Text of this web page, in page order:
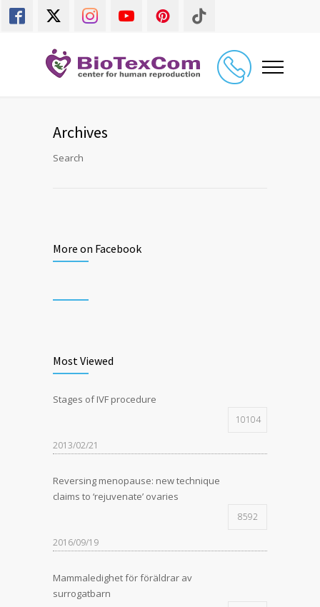
Archives
Search
More on Facebook
Most Viewed
Stages of IVF procedure
10104
2013/02/21
Reversing menopause: new technique
claims to ‘rejuvenate’ ovaries
8592
2016/09/19
Mammaledighet för föräldrar av
surrogatbarn